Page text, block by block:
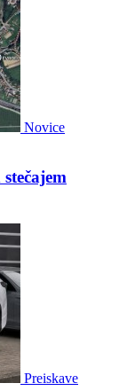
Novice
Preiskave